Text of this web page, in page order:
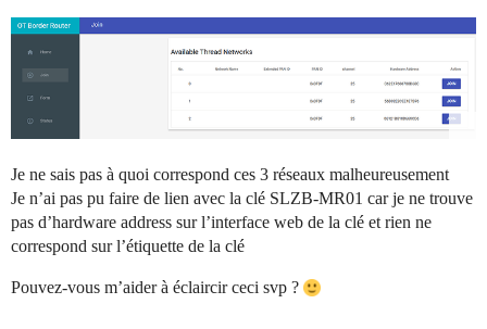
Je ne sais pas à quoi correspond ces 3 réseaux malheureusement
Je n’ai pas pu faire de lien avec la clé SLZB-MR01 car je ne trouve
pas d’hardware address sur l’interface web de la clé et rien ne
correspond sur l’étiquette de la clé
Pouvez-vous m’aider à éclaircir ceci svp ?